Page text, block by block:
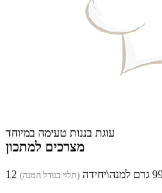
עוגת בננות טעימה במיוחד
מצרכים למתכון
(תלוי בגודל המנה)